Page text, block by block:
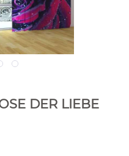
DER LIEBE